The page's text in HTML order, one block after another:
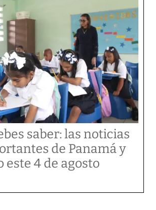
saber: las noticias
de Panamá y
este 4 de agosto